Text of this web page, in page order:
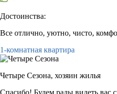
Достоинства:
Все отлично, уютно, чисто,
1-комнатная квартира
Четыре Сезона, хозяин жилья
Спасибо! Будем рады видеть вас